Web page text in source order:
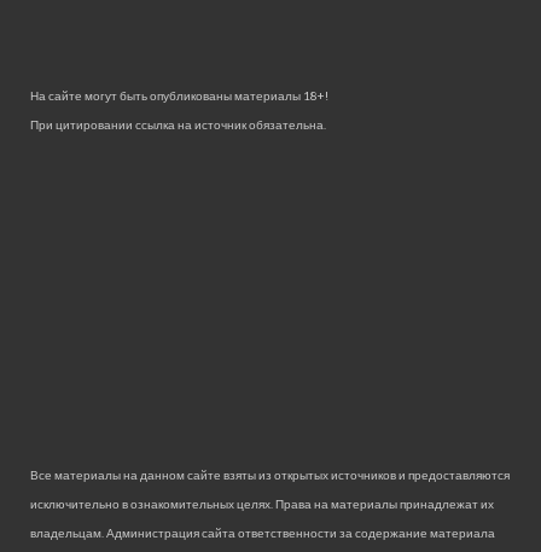
На сайте могут быть опубликованы материалы 18+!
При цитировании ссылка на источник обязательна.
Все материалы на данном сайте взяты из открытых источников и предоставляются
исключительно в ознакомительных целях. Права на материалы принадлежат их
владельцам. Администрация сайта ответственности за содержание материала